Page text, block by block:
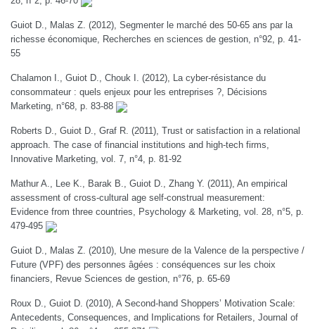
Guiot D., Malas Z. (2012), Segmenter le marché des 50-65 ans par la
richesse économique, Recherches en sciences de gestion, n°92, p. 41-
55
Chalamon I., Guiot D., Chouk I. (2012), La cyber-résistance du
consommateur : quels enjeux pour les entreprises ?, Décisions
Marketing, n°68, p. 83-88
Roberts D., Guiot D., Graf R. (2011), Trust or satisfaction in a relational
approach. The case of financial institutions and high-tech firms,
Innovative Marketing, vol. 7, n°4, p. 81-92
Mathur A., Lee K., Barak B., Guiot D., Zhang Y. (2011), An empirical
assessment of cross-cultural age self-construal measurement:
Evidence from three countries, Psychology & Marketing, vol. 28, n°5, p.
479-495
Guiot D., Malas Z. (2010), Une mesure de la Valence de la perspective /
Future (VPF) des personnes âgées : conséquences sur les choix
financiers, Revue Sciences de gestion, n°76, p. 65-69
Roux D., Guiot D. (2010), A Second-hand Shoppers’ Motivation Scale:
Antecedents, Consequences, and Implications for Retailers, Journal of